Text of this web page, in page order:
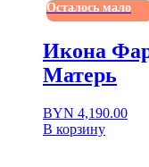
Осталось мало
Икона
Матерь
BYN 4,190.00
В корзину